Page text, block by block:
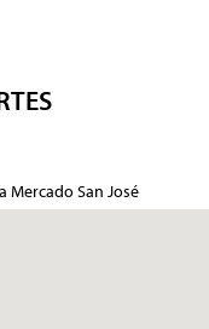
Mercado San José